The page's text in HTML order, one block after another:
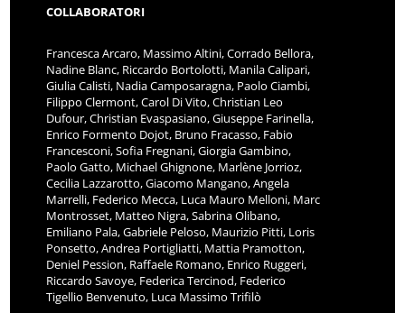
COLLABORATORI
Francesca Arcaro, Massimo Altini, Corrado Bellora,
Nadine Blanc, Riccardo Bortolotti, Manila Calipari,
Giulia Calisti, Nadia Camposaragna, Paolo Ciambi,
Filippo Clermont, Carol Di Vito, Christian Leo
Dufour, Christian Evaspasiano, Giuseppe Farinella,
Enrico Formento Dojot, Bruno Fracasso, Fabio
Francesconi, Sofia Fregnani, Giorgia Gambino,
Paolo Gatto, Michael Ghignone, Marlène Jorrioz,
Cecilia Lazzarotto, Giacomo Mangano, Angela
Marrelli, Federico Mecca, Luca Mauro Melloni, Marc
Montrosset, Matteo Nigra, Sabrina Olibano,
Emiliano Pala, Gabriele Peloso, Maurizio Pitti, Loris
Ponsetto, Andrea Portigliatti, Mattia Pramotton,
Deniel Pession, Raffaele Romano, Enrico Ruggeri,
Riccardo Savoye, Federica Tercinod, Federico
Tigellio Benvenuto, Luca Massimo Trifilò